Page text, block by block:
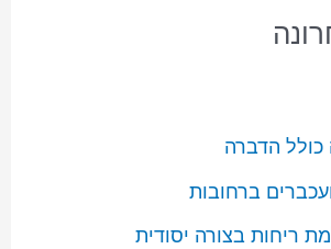
כולל הדברה
ברחובות
ריחות בצורה יסודית